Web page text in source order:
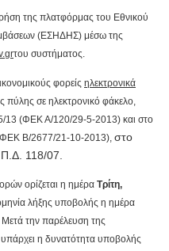
της πλατφόρμας του Εθνικού
(ΕΣΗΔΗΣ) μέσω της
.grτου συστήματος.
φορείς ηλεκτρονικά
πύλης σε ηλεκτρονικό φάκελο,
13 (ΦΕΚ Α/120/29-5-2013) και στο
Β/2677/21-10-2013), στο
118/07.
ορίζεται η ημέρα Τρίτη,
λήξης υποβολής η ημέρα
Μετά την παρέλευση της
η δυνατότητα υποβολής